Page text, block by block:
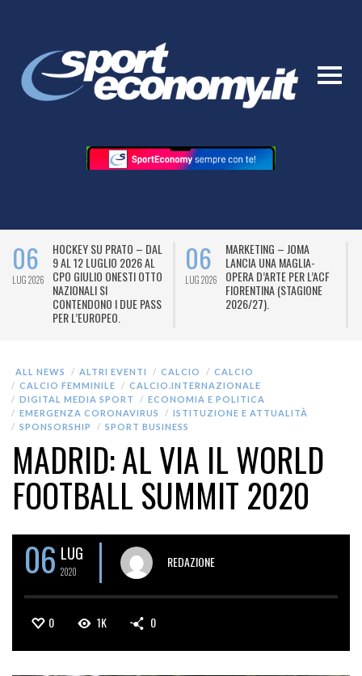
06
LUG 2026
HOCKEY SU PRATO – DAL
9 AL 12 LUGLIO 2026 AL
CPO GIULIO ONESTI OTTO
NAZIONALI SI
CONTENDONO I DUE PASS
PER L’EUROPEO.
06
LUG 2026
MARKETING – JOMA
LANCIA UNA MAGLIA-
OPERA D’ARTE PER L’ACF
FIORENTINA (STAGIONE
2026/27).
ALL NEWS ALTRI EVENTI CALCIO
CALCIO
CALCIO FEMMINILE
CALCIO.INTERNAZIONALE
DIGITAL MEDIA SPORT
ECONOMIA E POLITICA
EMERGENZA CORONAVIRUS
ISTITUZIONE E ATTUALITÀ
SPONSORSHIP
SPORT BUSINESS
MADRID: AL VIA IL WORLD
FOOTBALL SUMMIT 2020
06 LUG
2020
REDAZIONE
0 1K 0